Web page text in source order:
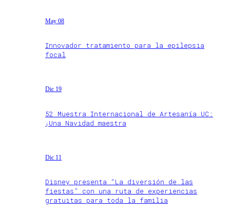
May 08
Innovador tratamiento para la epilepsia
focal
Dic 19
52 Muestra Internacional de Artesanía UC:
¡Una Navidad maestra
Dic 11
Disney presenta “La diversión de las
fiestas” con una ruta de experiencias
gratuitas para toda la familia